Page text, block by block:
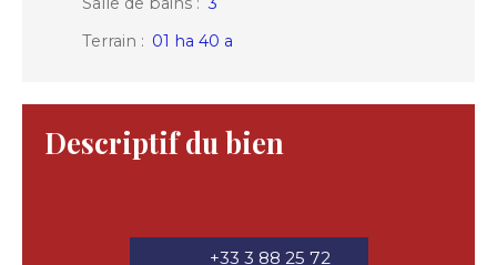
Terrain : 01 ha 40 a
Descriptif du bien
+33 3 88 25 72